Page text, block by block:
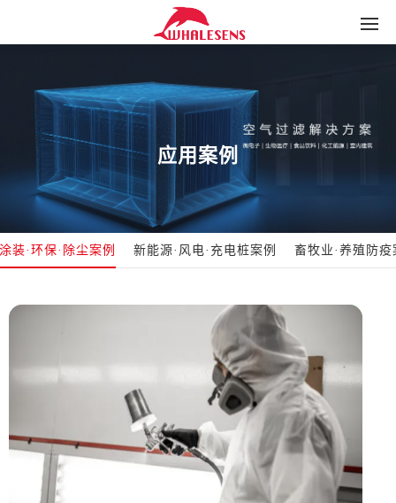
应用案例
装·环保·除尘案例 新能源·风电·充电桩案例 畜牧业·养殖防疫